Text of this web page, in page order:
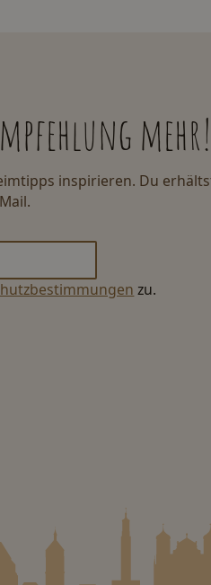
mehr!
inspirieren. Du
zu.